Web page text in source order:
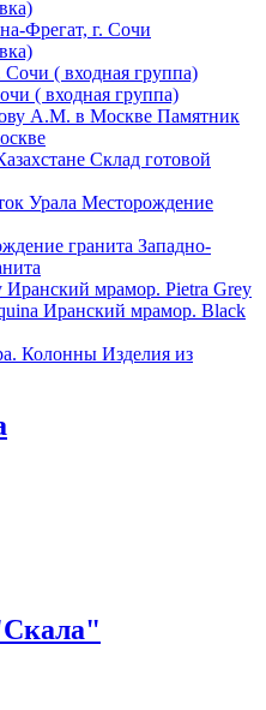
Фрегат, г. Сочи
( входная группа)
Памятник
Склад готовой
Месторождение
Западно-
Иранский мрамор. Pietra Grey
Иранский мрамор. Black
Изделия из